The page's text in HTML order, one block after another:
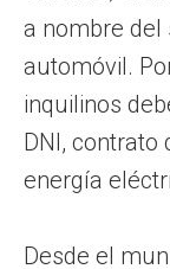
a nombre del
automóvil.
inquilinos
DNI, contrato
energía
Desde el